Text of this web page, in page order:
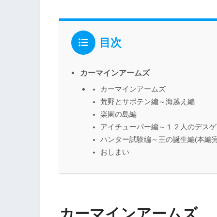
目次
カーマインアームズ
カーマインアームズ
荒野とサボテン編～海越え編
楽園の島編
アイチューバー編～１２人のデス
ハンター試験編～王の誕生編(本編
おしまい